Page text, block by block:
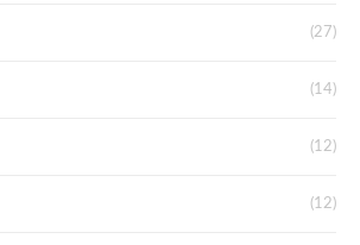
(27)
(14)
(12)
(12)